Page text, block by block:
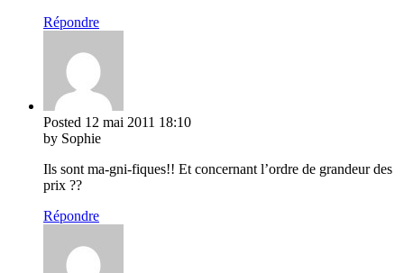
Répondre
Posted 12 mai 2011 18:10
by Sophie
Ils sont ma-gni-fiques!! Et concernant l’ordre de grandeur des
prix ??
Répondre